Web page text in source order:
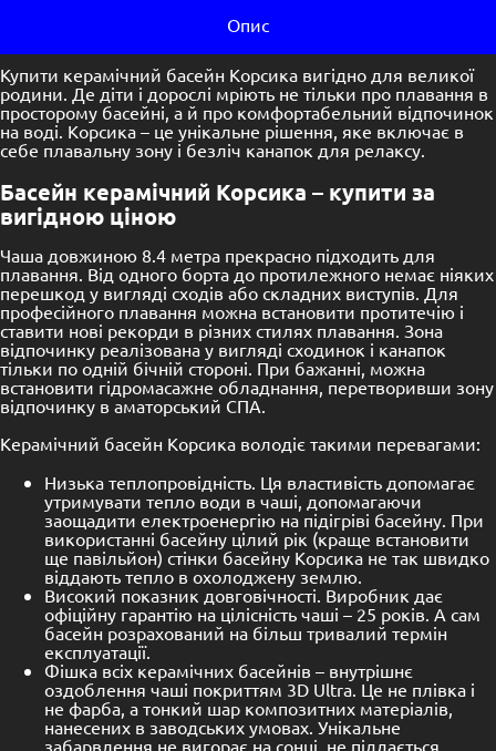
Опис
Купити керамічний басейн Корсика вигідно для великої
родини. Де діти і дорослі мріють не тільки про плавання в
просторому басейні, а й про комфортабельний відпочинок
на воді. Корсика – це унікальне рішення, яке включає в
себе плавальну зону і безліч канапок для релаксу.
Басейн керамічний Корсика – купити за
вигідною ціною
Чаша довжиною 8.4 метра прекрасно підходить для
плавання. Від одного борта до протилежного немає ніяких
перешкод у вигляді сходів або складних виступів. Для
професійного плавання можна встановити протитечію і
ставити нові рекорди в різних стилях плавання. Зона
відпочинку реалізована у вигляді сходинок і канапок
тільки по одній бічній стороні. При бажанні, можна
встановити гідромасажне обладнання, перетворивши зону
відпочинку в аматорський СПА.
Керамічний басейн Корсика володіє такими перевагами:
Низька теплопровідність. Ця властивість допомагає
утримувати тепло води в чаші, допомагаючи
заощадити електроенергію на підігріві басейну. При
використанні басейну цілий рік (краще встановити
ще павільйон) стінки басейну Корсика не так швидко
віддають тепло в охолоджену землю.
Високий показник довговічності. Виробник дає
офіційну гарантію на цілісність чаші – 25 років. А сам
басейн розрахований на більш тривалий термін
експлуатації.
Фішка всіх керамічних басейнів – внутрішнє
оздоблення чаші покриттям 3D Ultra. Це не плівка і
не фарба, а тонкий шар композитних матеріалів,
нанесених в заводських умовах. Унікальне
забарвлення не вигорає на сонці, не піддається